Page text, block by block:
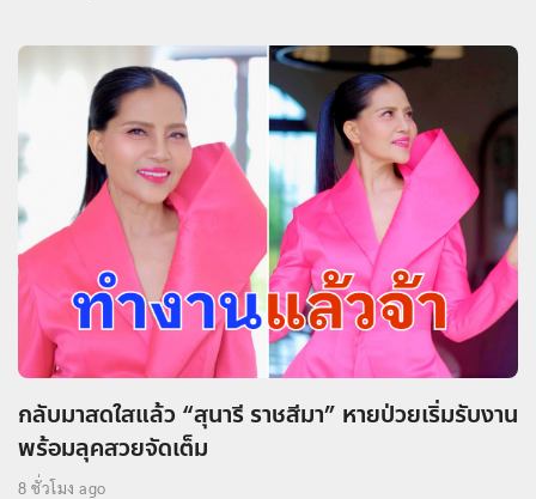
กลับมาสดใสแล้ว “สุนารี ราชสีมา” หายป่วยเริ่มรับงาน
พร้อมลุคสวยจัดเต็ม
8 ชั่วโมง ago